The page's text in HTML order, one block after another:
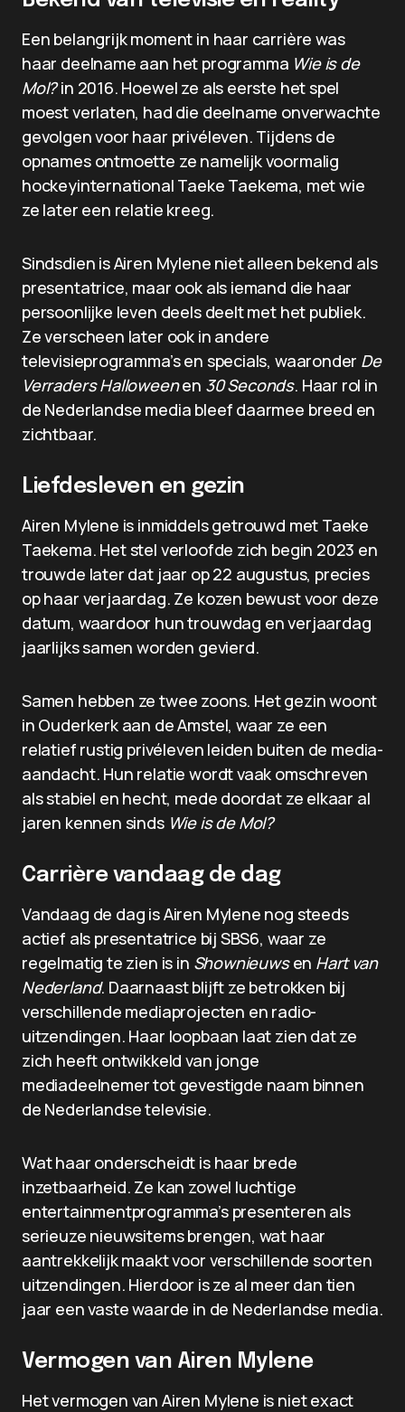
Een belangrijk moment in haar carrière was
haar deelname aan het programma Wie is de
Mol?in 2016. Hoewel ze als eerste het spel
moest verlaten, had die deelname onverwachte
gevolgen voor haar privéleven. Tijdens de
opnames ontmoette ze namelijk voormalig
hockeyinternational Taeke Taekema, met wie
ze later een relatie kreeg.
Sindsdien is Airen Mylene niet alleen bekend als
presentatrice, maar ook als iemand die haar
persoonlijke leven deels deelt met het publiek.
Ze verscheen later ook in andere
televisieprogramma’s en specials, waaronder De
Verraders Halloweenen 30 Seconds. Haar rol in
de Nederlandse media bleef daarmee breed en
zichtbaar.
Liefdesleven en gezin
Airen Mylene is inmiddels getrouwd met Taeke
Taekema. Het stel verloofde zich begin 2023 en
trouwde later dat jaar op 22 augustus, precies
op haar verjaardag. Ze kozen bewust voor deze
datum, waardoor hun trouwdag en verjaardag
jaarlijks samen worden gevierd.
Samen hebben ze twee zoons. Het gezin woont
in Ouderkerk aan de Amstel, waar ze een
relatief rustig privéleven leiden buiten de media-
aandacht. Hun relatie wordt vaak omschreven
als stabiel en hecht, mede doordat ze elkaar al
jaren kennen sinds Wie is de Mol?
Carrière vandaag de dag
Vandaag de dag is Airen Mylene nog steeds
actief als presentatrice bij SBS6, waar ze
regelmatig te zien is in Shownieuwsen Hart van
Nederland. Daarnaast blijft ze betrokken bij
verschillende mediaprojecten en radio-
uitzendingen. Haar loopbaan laat zien dat ze
zich heeft ontwikkeld van jonge
mediadeelnemer tot gevestigde naam binnen
de Nederlandse televisie.
Wat haar onderscheidt is haar brede
inzetbaarheid. Ze kan zowel luchtige
entertainmentprogramma’s presenteren als
serieuze nieuwsitems brengen, wat haar
aantrekkelijk maakt voor verschillende soorten
uitzendingen. Hierdoor is ze al meer dan tien
jaar een vaste waarde in de Nederlandse media.
Vermogen van Airen Mylene
Het vermogen van Airen Mylene is niet exact